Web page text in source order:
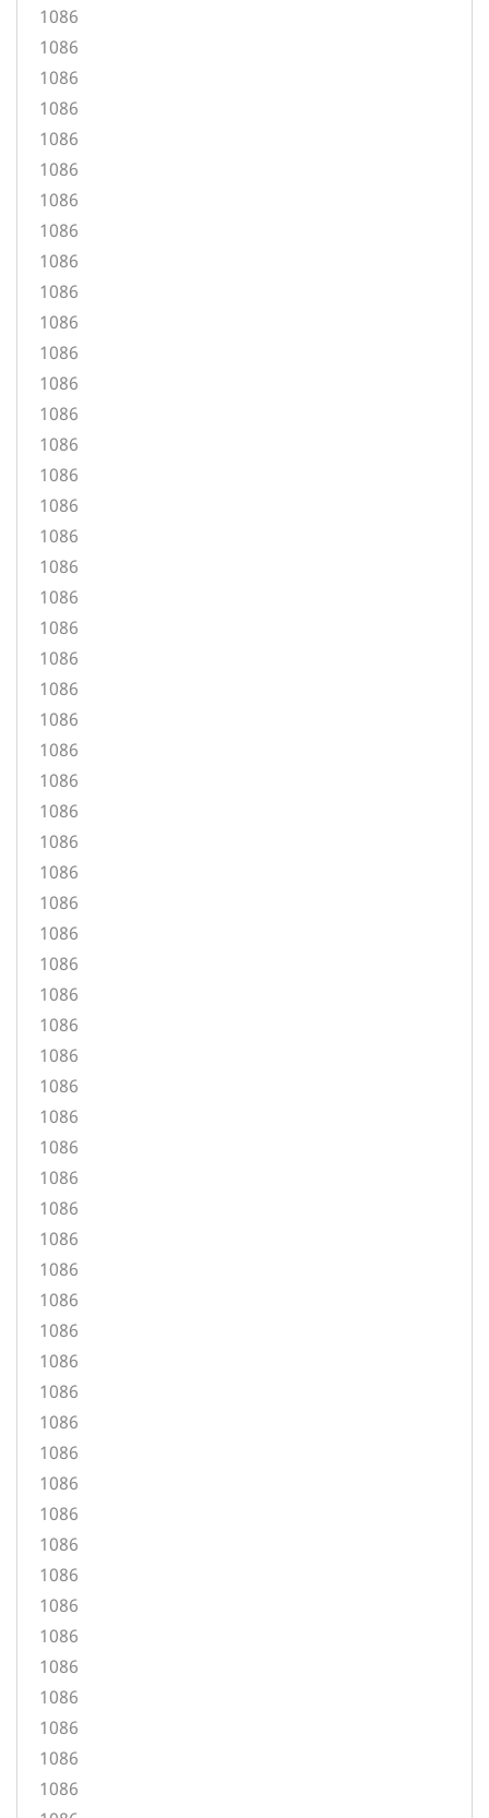
1086
1086
1086
1086
1086
1086
1086
1086
1086
1086
1086
1086
1086
1086
1086
1086
1086
1086
1086
1086
1086
1086
1086
1086
1086
1086
1086
1086
1086
1086
1086
1086
1086
1086
1086
1086
1086
1086
1086
1086
1086
1086
1086
1086
1086
1086
1086
1086
1086
1086
1086
1086
1086
1086
1086
1086
1086
1086
1086